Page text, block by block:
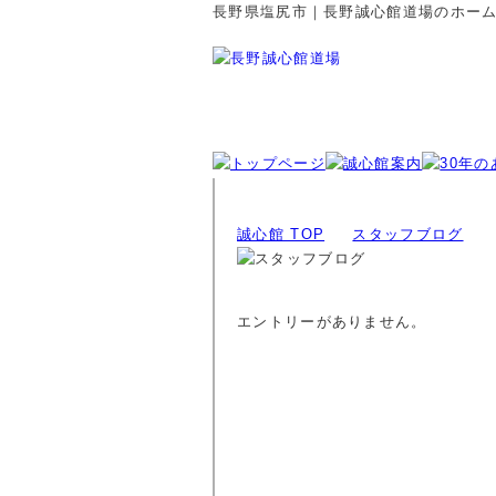
長野県塩尻市｜長野誠心館道場のホー
誠心館 TOP スタッフブログ
エントリーがありません。